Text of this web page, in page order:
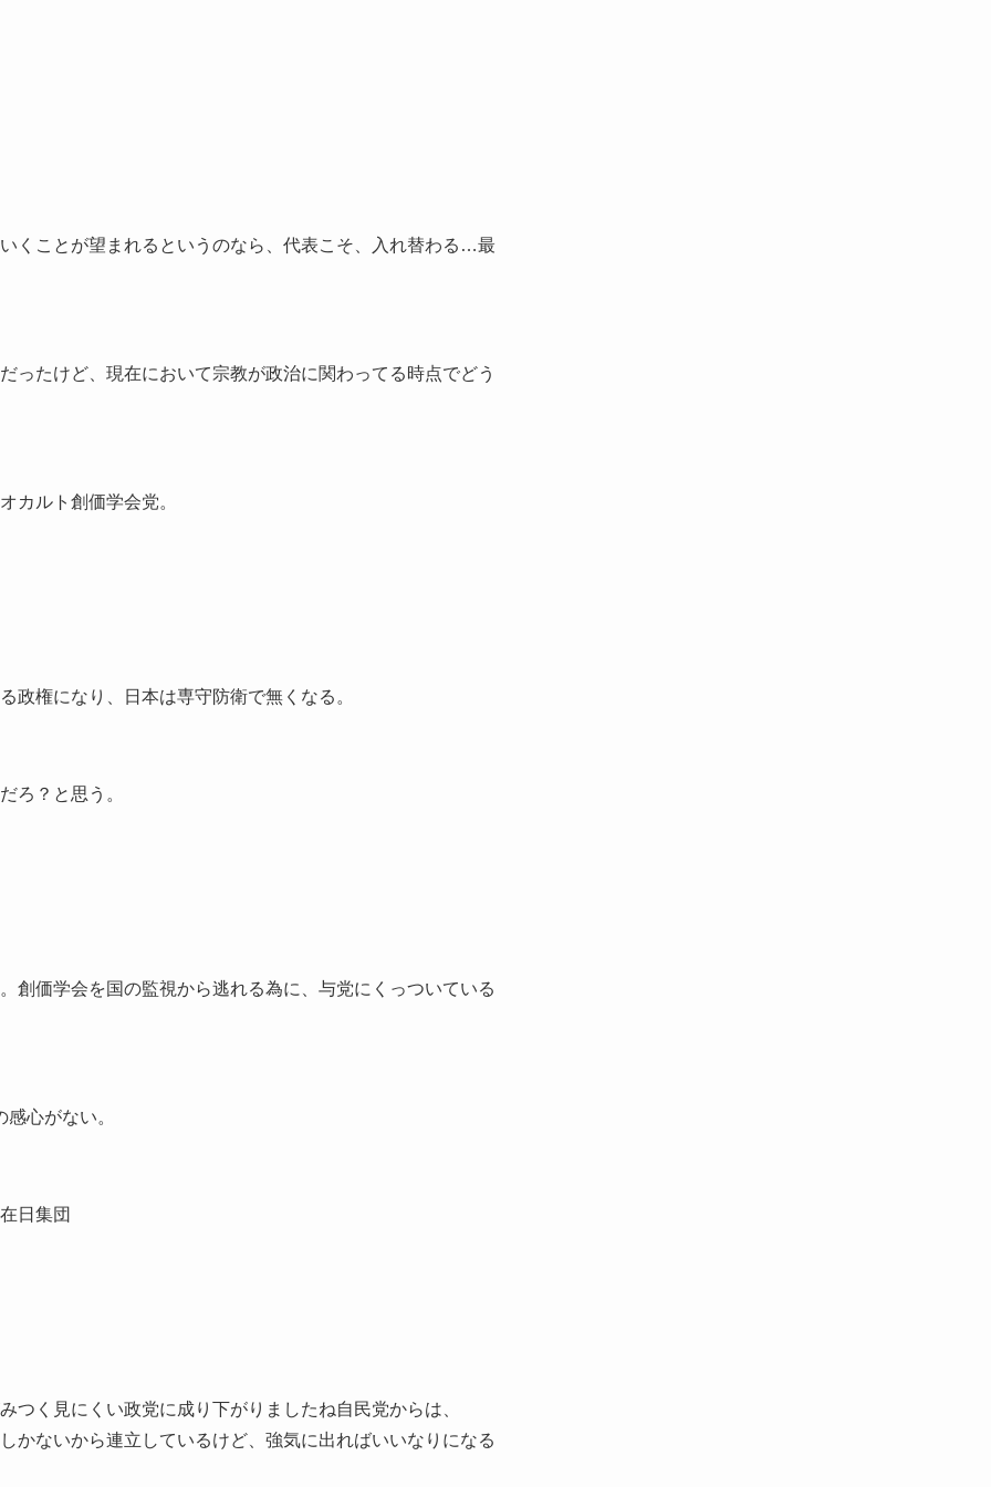
くことが望まれるというのなら、代表こそ、入れ替わる…最
ったけど、現在において宗教が政治に関わってる時点でどう
カルト創価学会党。
政権になり、日本は専守防衛で無くなる。
ろ？と思う。
創価学会を国の監視から逃れる為に、与党にくっついている
心がない。
日集団
つく見にくい政党に成り下がりましたね自民党からは、
かないから連立しているけど、強気に出ればいいなりになる